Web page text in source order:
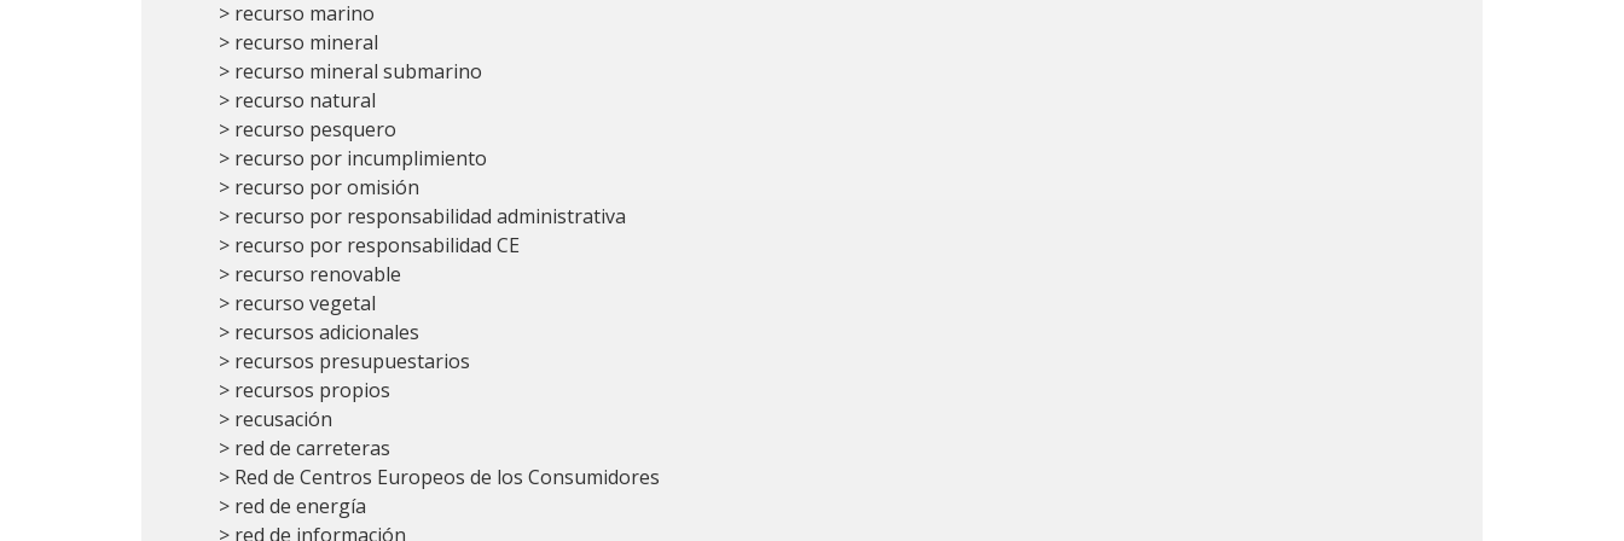
> recurso marino
> recurso mineral
> recurso mineral submarino
> recurso natural
> recurso pesquero
> recurso por incumplimiento
> recurso por omisión
> recurso por responsabilidad administrativa
> recurso por responsabilidad CE
> recurso renovable
> recurso vegetal
> recursos adicionales
> recursos presupuestarios
> recursos propios
> recusación
> red de carreteras
> Red de Centros Europeos de los Consumidores
> red de energía
> red de información